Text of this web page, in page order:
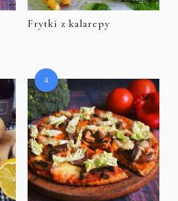
Frytki z kalarepy